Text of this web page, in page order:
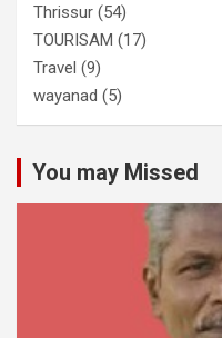
Thrissur (54)
TOURISAM (17)
Travel (9)
wayanad (5)
You may Missed